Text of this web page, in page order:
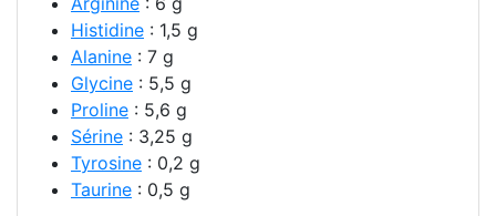
Histidine : 1,5 g
Alanine : 7 g
Glycine : 5,5 g
Proline : 5,6 g
Sérine : 3,25 g
Tyrosine : 0,2 g
Taurine : 0,5 g